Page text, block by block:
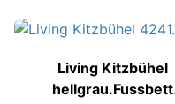
Living Kitzbühel
hellgrau.Fussbett